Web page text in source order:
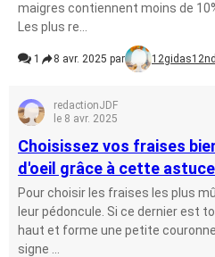
maigres contiennent moins de
Les plus re...
1 8 avr. 2025 par
redactionJDF
le 8 avr. 2025
Choisissez vos fraises
d'oeil grâce à cette
Pour choisir les fraises les plus
leur pédoncule. Si ce dernier est
haut et forme une petite
signe ...